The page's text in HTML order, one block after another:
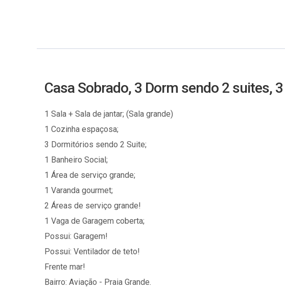
Casa Sobrado, 3 Dorm sendo 2 suites,
1 Sala + Sala de jantar; (Sala grande)
1 Cozinha espaçosa;
3 Dormitórios sendo 2 Suite;
1 Banheiro Social;
1 Área de serviço grande;
1 Varanda gourmet;
2 Áreas de serviço grande!
1 Vaga de Garagem coberta;
Possui: Garagem!
Possui: Ventilador de teto!
Frente mar!
Bairro: Aviação - Praia Grande.